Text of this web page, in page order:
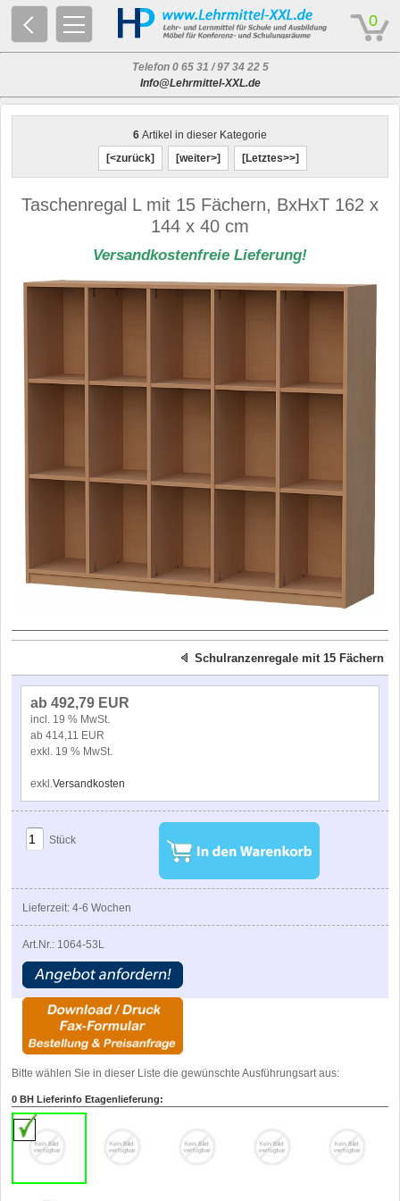
0
Telefon 0 65 31 / 97 34 22 5
Info@Lehrmittel-XXL.de
6 Artikel in dieser Kategorie
[<zurück]
[weiter>] [Letztes>>]
Taschenregal L mit 15 Fächern, BxHxT 162 x
144 x 40 cm
Versandkostenfreie Lieferung!
Schulranzenregale mit 15 Fächern
ab 492,79 EUR
incl. 19 % MwSt.
ab 414,11 EUR
exkl. 19 % MwSt.
exkl.Versandkosten
Stück
Lieferzeit: 4-6 Wochen
Art.Nr.: 1064-53L
Bitte wählen Sie in dieser Liste die gewünschte Ausführungsart aus:
0 BH Lieferinfo Etagenlieferung:
© 2026 - Based on eCommerce Engine xt:Commerce Shopsoftware